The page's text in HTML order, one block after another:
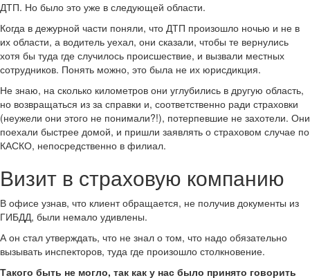
ДТП. Но было это уже в следующей области.
Когда в дежурной части поняли, что ДТП произошло ночью и не в
их области, а водитель уехал, они сказали, чтобы те вернулись
хотя бы туда где случилось происшествие, и вызвали местных
сотрудников. Понять можно, это была не их юрисдикция.
Не знаю, на сколько километров они углубились в другую область,
но возвращаться из за справки и, соответственно ради страховки
(неужели они этого не понимали?!), потерпевшие не захотели. Они
поехали быстрее домой, и пришли заявлять о страховом случае по
КАСКО, непосредственно в филиал.
Визит в страховую компанию
В офисе узнав, что клиент обращается, не получив документы из
ГИБДД, были немало удивлены.
А он стал утверждать, что не знал о том, что надо обязательно
вызывать инспекторов, туда где произошло столкновение.
Такого быть не могло, так как у нас было принято говорить